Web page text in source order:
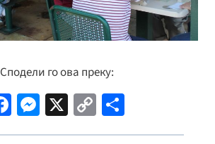
Сподели го ова преку:
Fa
ce
M
es
X C
o h